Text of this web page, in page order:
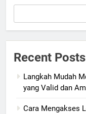
Recent Posts
Langkah Mudah
yang Valid dan
Cara Mengakses